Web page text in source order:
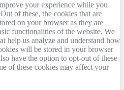
your experience while you
of these, the cookies that are
on your browser as they are
functionalities of the website. We
help us analyze and understand how
will be stored in your browser
have the option to opt-out of these
of these cookies may affect your